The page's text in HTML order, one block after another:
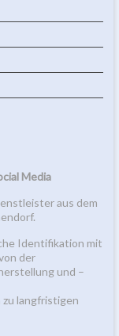
Media
aus dem
Identifikation mit
der
und –
langfristigen